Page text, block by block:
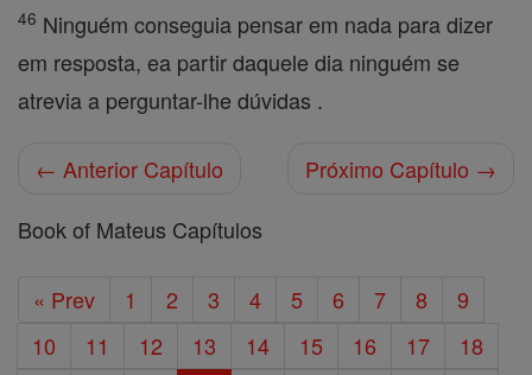
46 Ninguém conseguia pensar em nada para dizer
em resposta, ea partir daquele dia ninguém se
atrevia a perguntar-lhe dúvidas .
← Anterior Capítulo
Próximo Capítulo →
Book of Mateus Capítulos
« Prev 1 2 3 4 5 6 7 8
9
10
11 12 13 14 15 16 17
18